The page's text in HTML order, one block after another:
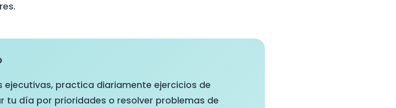
ejecutivas, practica diariamente ejercicios de
tu día por prioridades o resolver problemas de